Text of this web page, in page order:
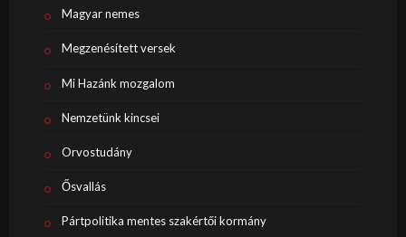
Magyar nemes
Megzenésített versek
Mi Hazánk mozgalom
Nemzetünk kincsei
Orvostudány
Ősvallás
Pártpolitika mentes szakértői kormány